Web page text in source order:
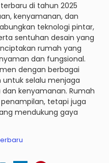
di tahun 2025
kenyamanan, dan
teknologi pintar,
sentuhan desain yang
rumah yang
dan fungsional.
dengan berbagai
selalu menjaga
kenyamanan. Rumah
tetapi juga
mendukung gaya